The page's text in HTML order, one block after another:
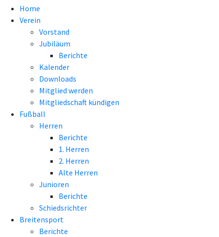
Home
Verein
Vorstand
Jubiläum
Berichte
Kalender
Downloads
Mitglied werden
Mitgliedschaft kündigen
Fußball
Herren
Berichte
1. Herren
2. Herren
Alte Herren
Junioren
Berichte
Schiedsrichter
Breitensport
Berichte